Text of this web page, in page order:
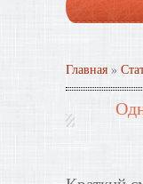
Главная »